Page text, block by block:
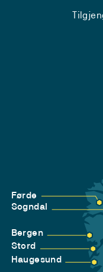
Førde
Sogndal
Bergen
Stord
Haugesund